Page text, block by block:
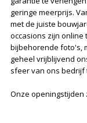
geringe meerprijs.
met de juiste
occasions zijn
bijbehorende foto's,
geheel vrijblijvend
sfeer van ons bedrijf
Onze openingstijden